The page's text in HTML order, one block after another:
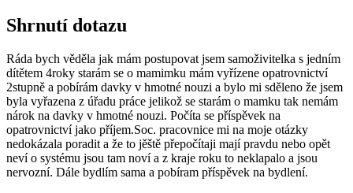
Shrnutí dotazu
Ráda bych věděla jak mám postupovat jsem samoživitelka s jedním
dítětem 4roky starám se o mamimku mám vyřízene opatrovnictví
2stupně a pobírám davky v hmotné nouzi a bylo mi sděleno že jsem
byla vyřazena z úřadu práce jelikož se starám o mamku tak nemám
nárok na davky v hmotné nouzi. Počíta se příspěvek na
opatrovnictví jako příjem.Soc. pracovnice mi na moje otázky
nedokázala poradit a že to jěště přepočítaji mají pravdu nebo opět
neví o systému jsou tam noví a z kraje roku to neklapalo a jsou
nervozní. Dále bydlím sama a pobíram příspěvek na bydlení.